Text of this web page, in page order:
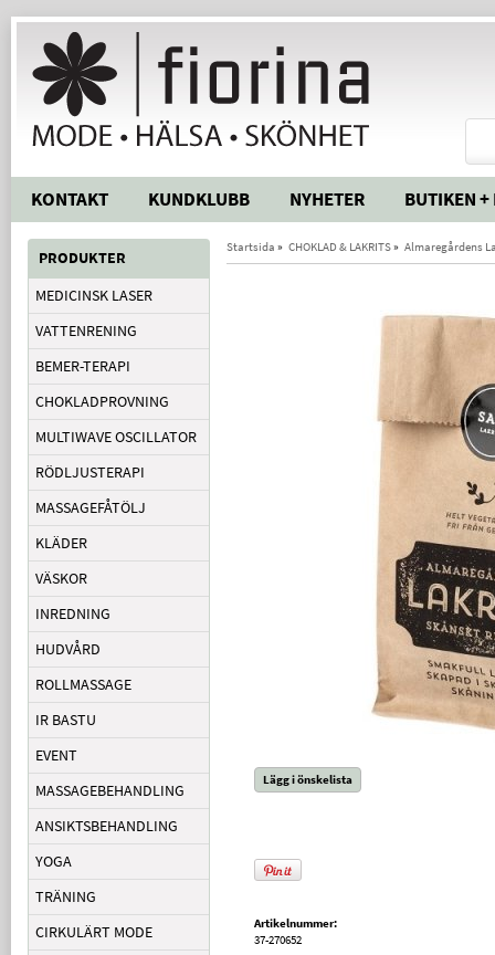
KONTAKT KUNDKLUBB NYHETER BUTIKEN +
PRODUKTER
MEDICINSK LASER
VATTENRENING
BEMER-TERAPI
CHOKLADPROVNING
MULTIWAVE OSCILLATOR
RÖDLJUSTERAPI
MASSAGEFÅTÖLJ
KLÄDER
VÄSKOR
INREDNING
HUDVÅRD
ROLLMASSAGE
IR BASTU
EVENT
MASSAGEBEHANDLING
ANSIKTSBEHANDLING
YOGA
TRÄNING
CIRKULÄRT MODE
Startsida » CHOKLAD & LAKRITS» Almaregårdens
Lägg i önskelista
Artikelnummer:
37-270652